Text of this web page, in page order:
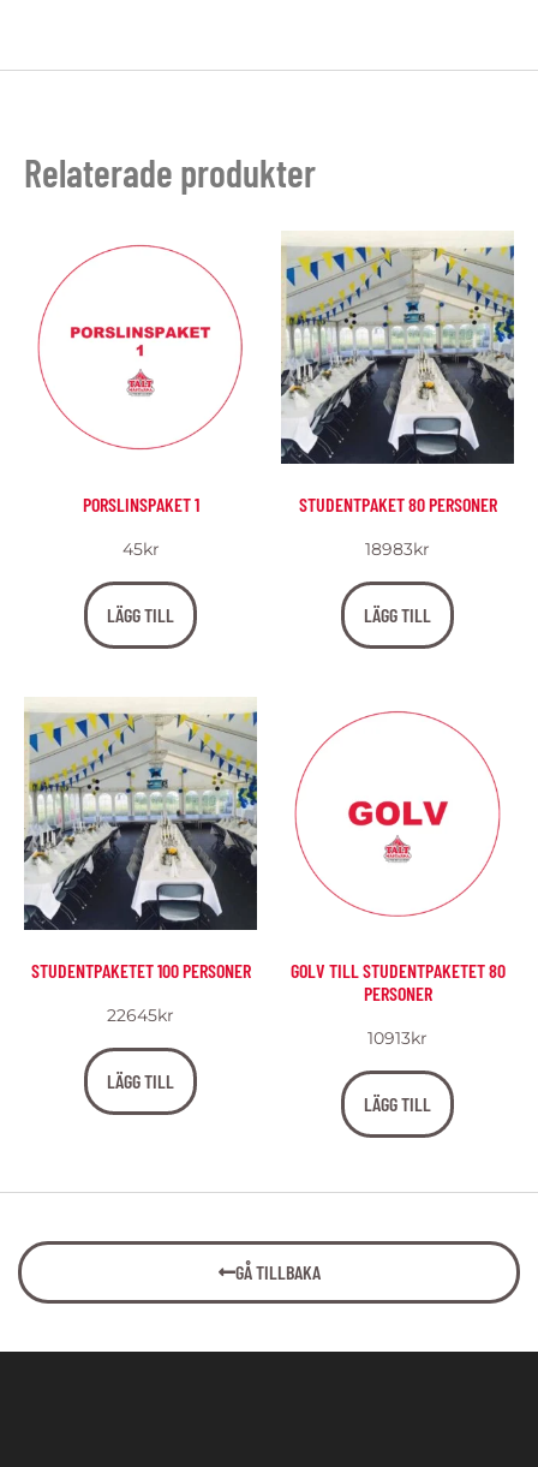
Relaterade produkter
PORSLINSPAKET 1
45kr
LÄGG TILL
STUDENTPAKET 80 PERSONER
18983kr
LÄGG TILL
STUDENTPAKETET 100 PERSONER
22645kr
LÄGG TILL
GOLV TILL STUDENTPAKETET 80
PERSONER
10913kr
LÄGG TILL
GÅ TILLBAKA